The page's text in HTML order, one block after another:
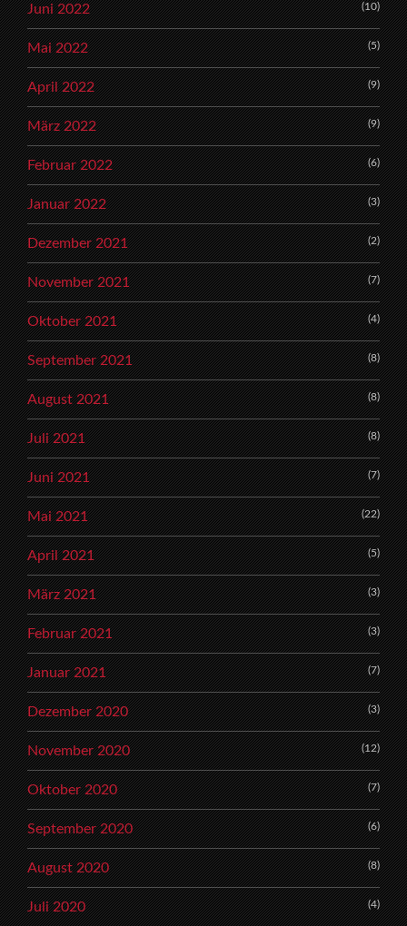
Juni 2022 (10)
Mai 2022 (5)
April 2022 (9)
März 2022 (9)
Februar 2022 (6)
Januar 2022 (3)
Dezember 2021 (2)
November 2021 (7)
Oktober 2021 (4)
September 2021 (8)
August 2021 (8)
Juli 2021 (8)
Juni 2021 (7)
Mai 2021 (22)
April 2021 (5)
März 2021 (3)
Februar 2021 (3)
Januar 2021 (7)
Dezember 2020 (3)
November 2020 (12)
Oktober 2020 (7)
September 2020 (6)
August 2020 (8)
Juli 2020 (4)